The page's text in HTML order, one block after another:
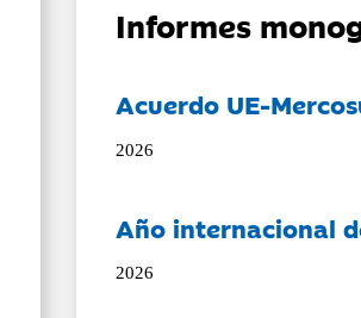
Informes
Acuerdo UE-
2026
Año internacional
2026